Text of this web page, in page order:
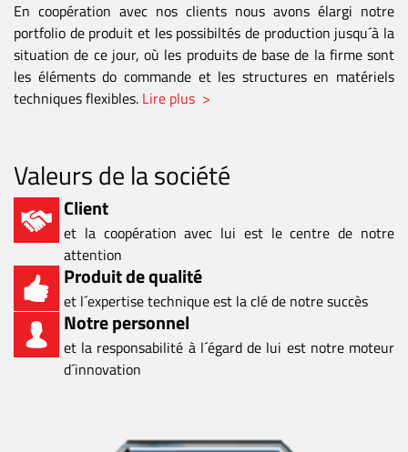
En coopération avec nos clients nous avons élargi notre
portfolio de produit et les possibiltés de production jusqu´à la
situation de ce jour, où les produits de base de la firme sont
les éléments do commande et les structures en matériels
techniques flexibles. Lire plus >
Valeurs de la société
Client
et la coopération avec lui est le centre de notre
attention
Produit de qualité
et l´expertise technique est la clé de notre succès
Notre personnel
et la responsabilité à l´égard de lui est notre moteur
d´innovation